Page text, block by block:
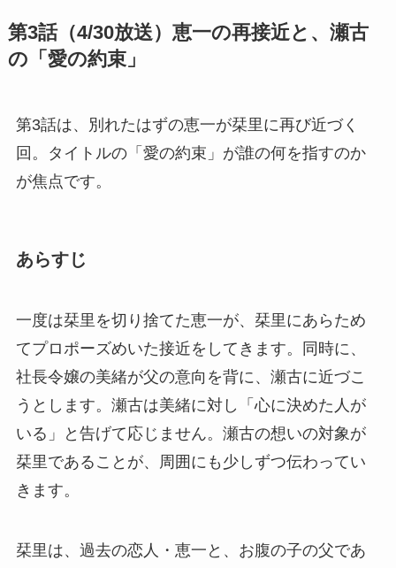
第3話（4/30放送）恵一の再接近と、瀬古
の「愛の約束」
第3話は、別れたはずの恵一が栞里に再び近づく
回。タイトルの「愛の約束」が誰の何を指すのか
が焦点です。
あらすじ
一度は栞里を切り捨てた恵一が、栞里にあらため
てプロポーズめいた接近をしてきます。同時に、
社長令嬢の美緒が父の意向を背に、瀬古に近づこ
うとします。瀬古は美緒に対し「心に決めた人が
いる」と告げて応じません。瀬古の想いの対象が
栞里であることが、周囲にも少しずつ伝わってい
きます。
栞里は、過去の恋人・恵一と、お腹の子の父であ